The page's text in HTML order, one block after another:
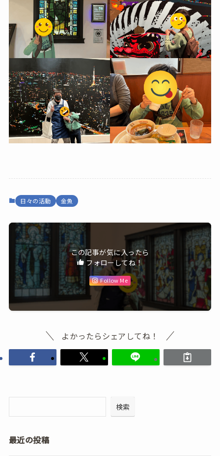
日々の活動 金魚
この記事が気に入ったら
フォローしてね！
Follow Me
よかったらシェアしてね！
検索
最近の投稿